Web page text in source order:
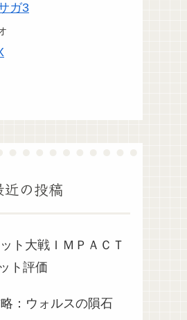
ガ3
近の投稿
ト大戦ＩＭＰＡＣＴ
ト評価
：ウォルスの隕石